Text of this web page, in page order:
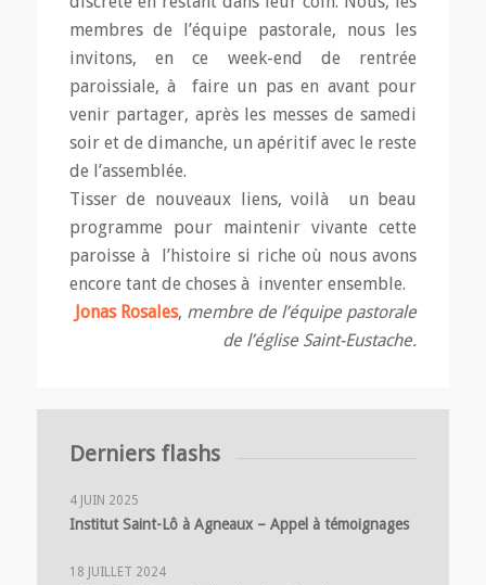
membres de l’équipe pastorale, nous les
invitons, en ce week-end de rentrée
paroissiale, à faire un pas en avant pour
venir partager, après les messes de samedi
soir et de dimanche, un apéritif avec le reste
de l’assemblée.
Tisser de nouveaux liens, voilà un beau
programme pour maintenir vivante cette
paroisse à l’histoire si riche où nous avons
encore tant de choses à inventer ensemble.
Jonas Rosales, membre de l’équipe pastorale
de l’église Saint-Eustache.
Derniers flashs
4 JUIN 2025
Institut Saint-Lô à Agneaux – Appel à témoignages
18 JUILLET 2024